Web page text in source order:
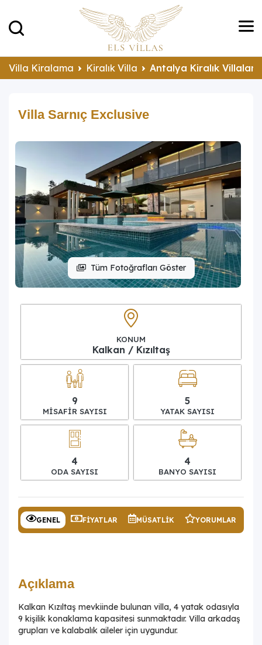
Villa Kiralama Kiralık Villa Antalya Kiralık Villalar
Villa Sarnıç Exclusive
Tüm Fotoğrafları Göster
KONUM
Kalkan / Kızıltaş
9
MISAFIR SAYISI
5
YATAK SAYISI
4
ODA SAYISI
4
BANYO SAYISI
GENEL FIYATLAR MÜSATLIK YORUMLAR
Açıklama
Kalkan Kızıltaş mevkiinde bulunan villa, 4 yatak odasıyla
9 kişilik konaklama kapasitesi sunmaktadır. Villa arkadaş
grupları ve kalabalık aileler için uygundur.